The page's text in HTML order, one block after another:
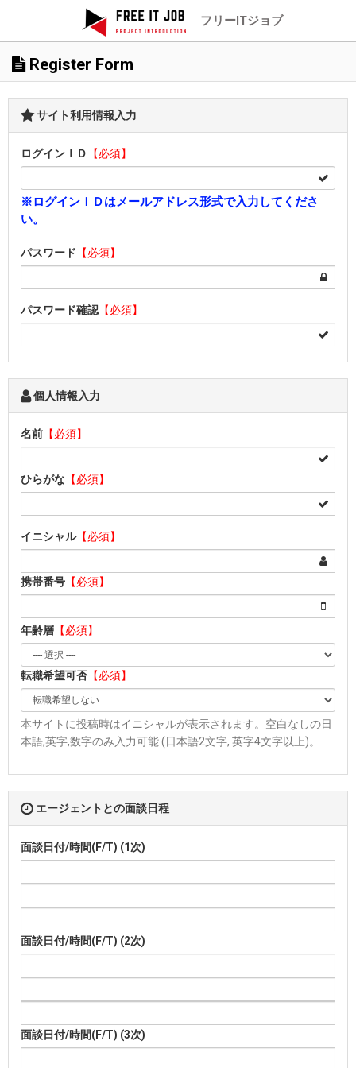
フリーITジョブ
Register Form
サイト利用情報入力
ログインＩＤ 【必須】
※ログインＩＤはメールアドレス形式で入力してくださ
い。
パスワード 【必須】
パスワード確認 【必須】
個人情報入力
名前 【必須】
ひらがな 【必須】
イニシャル【必須】
携帯番号 【必須】
年齢層 【必須】
転職希望可否【必須】
本サイトに投稿時はイニシャルが表示されます。空白なしの日
本語,英字,数字のみ入力可能 (日本語2文字, 英字4文字以上)。
エージェントとの面談日程
面談日付/時間(F/T) (1次)
面談日付/時間(F/T) (2次)
面談日付/時間(F/T) (3次)